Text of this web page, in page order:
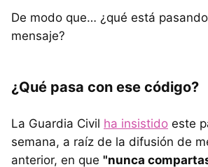
De modo que… ¿qué está
mensaje?
¿Qué pasa con ese código?
La Guardia Civil ha insistido este
semana, a raíz de la difusión de
anterior, en que "nunca